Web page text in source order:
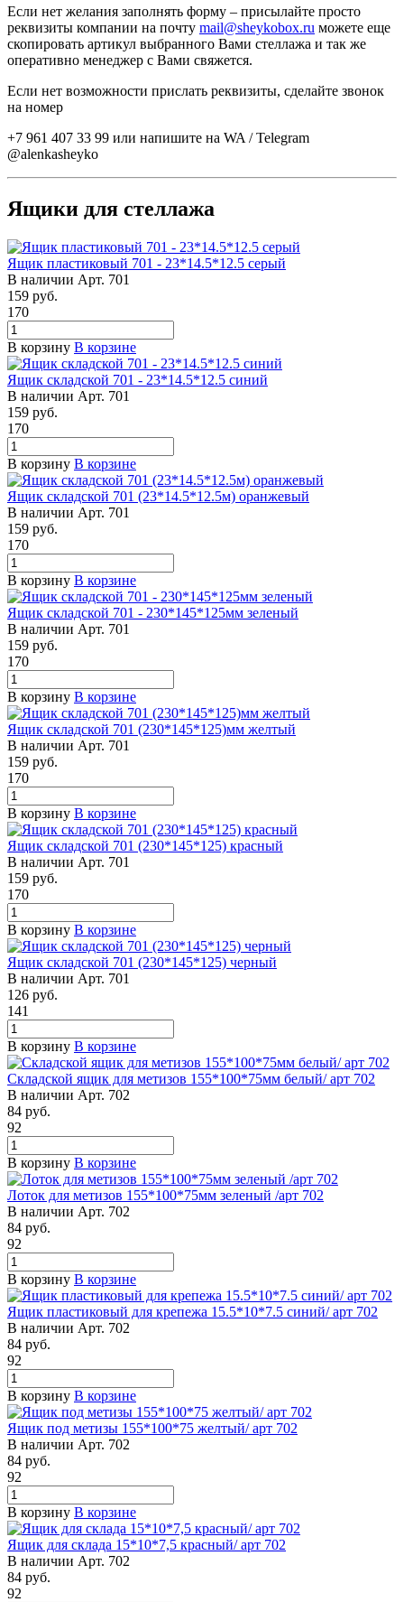
Если нет желания заполнять форму – присылайте просто
реквизиты компании на почту mail@sheykobox.ru можете еще
скопировать артикул выбранного Вами стеллажа и так же
оперативно менеджер с Вами свяжется.
Если нет возможности прислать реквизиты, сделайте звонок
на номер
+7 961 407 33 99 или напишите на WA / Telegram
@alenkasheyko
Ящики для стеллажа
Ящик пластиковый 701 - 23*14.5*12.5 серый
В наличии Арт. 701
159 руб.
170
В корзину В корзине
Ящик складской 701 - 23*14.5*12.5 синий
В наличии Арт. 701
159 руб.
170
В корзину В корзине
Ящик складской 701 (23*14.5*12.5м) оранжевый
В наличии Арт. 701
159 руб.
170
В корзину В корзине
Ящик складской 701 - 230*145*125мм зеленый
В наличии Арт. 701
159 руб.
170
В корзину В корзине
Ящик складской 701 (230*145*125)мм желтый
В наличии Арт. 701
159 руб.
170
В корзину В корзине
Ящик складской 701 (230*145*125) красный
В наличии Арт. 701
159 руб.
170
В корзину В корзине
Ящик складской 701 (230*145*125) черный
В наличии Арт. 701
126 руб.
141
В корзину В корзине
Складской ящик для метизов 155*100*75мм белый/ арт 702
В наличии Арт. 702
84 руб.
92
В корзину В корзине
Лоток для метизов 155*100*75мм зеленый /арт 702
В наличии Арт. 702
84 руб.
92
В корзину В корзине
Ящик пластиковый для крепежа 15.5*10*7.5 синий/ арт 702
В наличии Арт. 702
84 руб.
92
В корзину В корзине
Ящик под метизы 155*100*75 желтый/ арт 702
В наличии Арт. 702
84 руб.
92
В корзину В корзине
Ящик для склада 15*10*7,5 красный/ арт 702
В наличии Арт. 702
84 руб.
92